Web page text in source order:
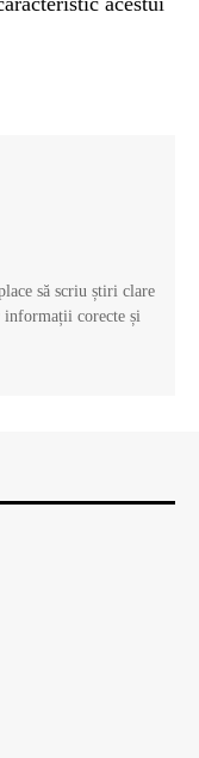
să scriu știri clare
informații corecte și